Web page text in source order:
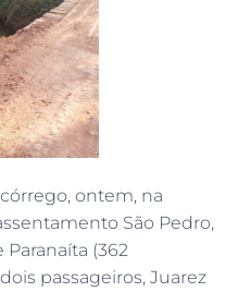
ontem, na
São Pedro,
(362
passageiros, Juarez